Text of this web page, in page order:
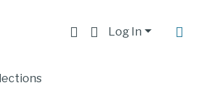
Log In
Música